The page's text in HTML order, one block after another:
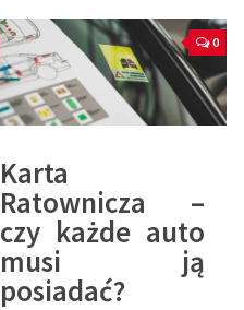
0
Karta
Ratownicza –
czy każde auto
musi ją
posiadać?